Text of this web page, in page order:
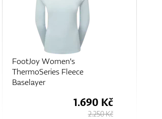
Ping Wendy
1.380 Kč
2.750 Kč